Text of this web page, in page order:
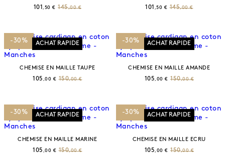
101 ,50 € 145,00 € 101 ,50 € 145,00 €
-30% ACHAT RAPIDE
CHEMISE EN MAILLE TAUPE
105 ,00 € 150,00 €
-30% ACHAT RAPIDE
CHEMISE EN MAILLE AMANDE
105 ,00 € 150,00 €
-30% ACHAT RAPIDE
CHEMISE EN MAILLE MARINE
105 ,00 € 150,00 €
-30% ACHAT RAPIDE
CHEMISE EN MAILLE ECRU
105 ,00 € 150,00 €